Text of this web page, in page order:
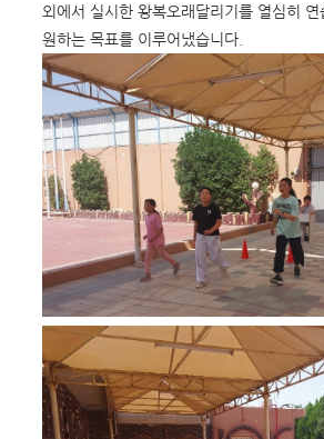
외에서 실시한 왕복오래달리기를 열심히 연
원하는 목표를 이루어냈습니다.